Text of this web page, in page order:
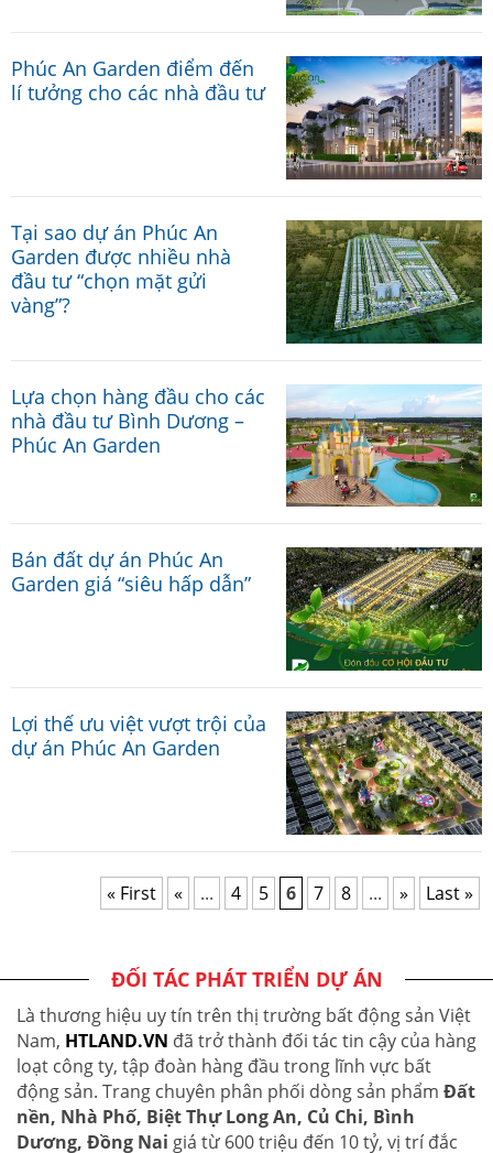
Phúc An Garden điểm đến
lí tưởng cho các nhà đầu tư
Tại sao dự án Phúc An
Garden được nhiều nhà
đầu tư “chọn mặt gửi
vàng”?
Lựa chọn hàng đầu cho các
nhà đầu tư Bình Dương –
Phúc An Garden
Bán đất dự án Phúc An
Garden giá “siêu hấp dẫn”
Lợi thế ưu việt vượt trội của
dự án Phúc An Garden
« First « ... 4 5 6 7 8 ... » Last »
ĐỐI TÁC PHÁT TRIỂN DỰ ÁN
Là thương hiệu uy tín trên thị trường bất động sản Việt
Nam, HTLAND.VN đã trở thành đối tác tin cậy của hàng
loạt công ty, tập đoàn hàng đầu trong lĩnh vực bất
động sản. Trang chuyên phân phối dòng sản phẩm Đất
nền, Nhà Phố, Biệt Thự Long An, Củ Chi, Bình
Dương, Đồng Nai giá từ 600 triệu đến 10 tỷ, vị trí đắc